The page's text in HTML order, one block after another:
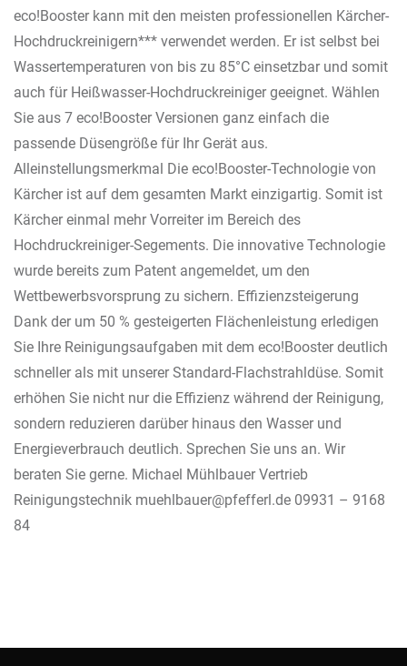
eco!Booster kann mit den meisten professionellen Kärcher-
Hochdruckreinigern*** verwendet werden. Er ist selbst bei
Wassertemperaturen von bis zu 85°C einsetzbar und somit
auch für Heißwasser-Hochdruckreiniger geeignet. Wählen
Sie aus 7 eco!Booster Versionen ganz einfach die
passende Düsengröße für Ihr Gerät aus.
Alleinstellungsmerkmal Die eco!Booster-Technologie von
Kärcher ist auf dem gesamten Markt einzigartig. Somit ist
Kärcher einmal mehr Vorreiter im Bereich des
Hochdruckreiniger-Segements. Die innovative Technologie
wurde bereits zum Patent angemeldet, um den
Wettbewerbsvorsprung zu sichern. Effizienzsteigerung
Dank der um 50 % gesteigerten Flächenleistung erledigen
Sie Ihre Reinigungsaufgaben mit dem eco!Booster deutlich
schneller als mit unserer Standard-Flachstrahldüse. Somit
erhöhen Sie nicht nur die Effizienz während der Reinigung,
sondern reduzieren darüber hinaus den Wasser und
Energieverbrauch deutlich. Sprechen Sie uns an. Wir
beraten Sie gerne. Michael Mühlbauer Vertrieb
Reinigungstechnik muehlbauer@pfefferl.de 09931 – 9168
84